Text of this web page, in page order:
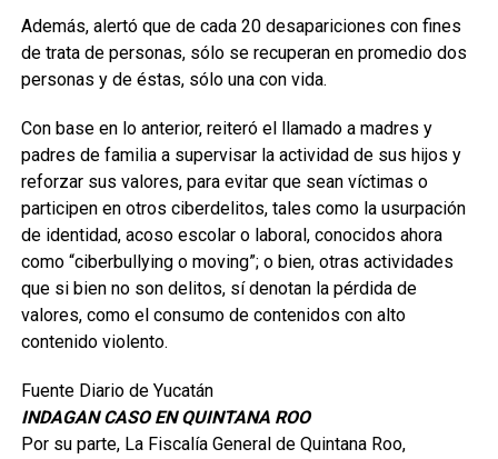
Además, alertó que de cada 20 desapariciones con fines
de trata de personas, sólo se recuperan en promedio dos
personas y de éstas, sólo una con vida.
Con base en lo anterior, reiteró el llamado a madres y
padres de familia a supervisar la actividad de sus hijos y
reforzar sus valores, para evitar que sean víctimas o
participen en otros ciberdelitos, tales como la usurpación
de identidad, acoso escolar o laboral, conocidos ahora
como “ciberbullying o moving”; o bien, otras actividades
que si bien no son delitos, sí denotan la pérdida de
valores, como el consumo de contenidos con alto
contenido violento.
Fuente Diario de Yucatán
INDAGAN CASO EN QUINTANA ROO
Por su parte, La Fiscalía General de Quintana Roo,